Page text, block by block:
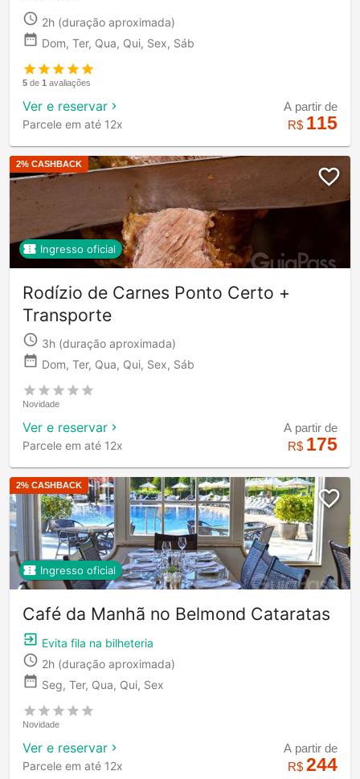
2h (duração aproximada)
Dom, Ter, Qua, Qui, Sex, Sáb
5 de 1 avaliações
Ver e reservar
Parcele em até 12x
A partir de
R$ 115
2% CASHBACK
Ingresso oficial
Rodízio de Carnes Ponto Certo +
Transporte
3h (duração aproximada)
Dom, Ter, Qua, Qui, Sex, Sáb
Novidade
Ver e reservar
Parcele em até 12x
A partir de
R$ 175
2% CASHBACK
Ingresso oficial
Café da Manhã no Belmond Cataratas
Evita fila na bilheteria
2h (duração aproximada)
Seg, Ter, Qua, Qui, Sex
Novidade
Ver e reservar
Parcele em até 12x
A partir de
R$ 244